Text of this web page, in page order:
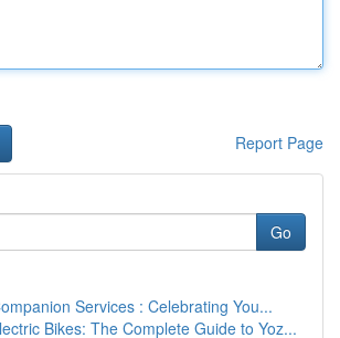
Report Page
Go
Services : Celebrating You...
Bikes: The Complete Guide to Yoz...